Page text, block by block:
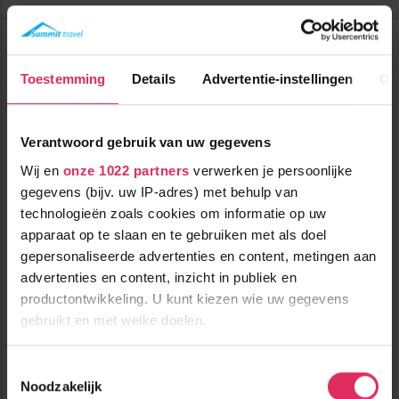
Toestemming Details Advertentie-instellingen
Verantwoord gebruik van uw gegevens
Wij en onze 1022 partners verwerken je persoonlijke
gegevens (bijv. uw IP-adres) met behulp van
technologieën zoals cookies om informatie op uw
apparaat op te slaan en te gebruiken met als doel
gepersonaliseerde advertenties en content, metingen aan
advertenties en content, inzicht in publiek en
productontwikkeling. U kunt kiezen wie uw gegevens
gebruikt en met welke doelen.
Informatie verzamelen over uw geografische
Noodzakelijk
Hotel Hocheder
Gerenoveerd 4-sterrenhotel in de buurt van alle faciliteiten van
Seefeld!
vanaf
511 p.p.
incl. skipas
500m tot centrum
400m tot skilift